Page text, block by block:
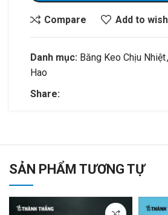
Compare Add to
Danh mục: Băng Keo Chịu Nhiệt,
Hao
Share:
SẢN PHẨM TƯƠNG TỰ